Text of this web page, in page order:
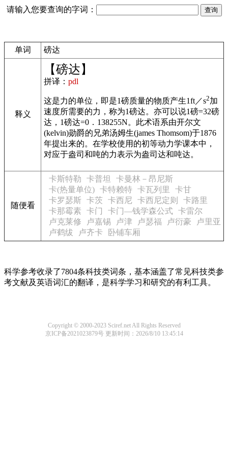
请输入您要查询的字词：
单词 磅达
释义
【磅达】
拼译： pdl
这是力的单位，即是1磅质量的物质产生1ft／s2加
速度所需要的力，称为1磅达。亦可以说1磅=32磅
达，1磅达=0．138255N。此术语系由开尔文
(kelvin)勋爵的兄弟汤姆生(james Thomsom)于1876
年提出来的。在学校使用的初等动力学课本中，
对应于盎司和吨的力表示为盎司达和吨达。
随便看
卡斯特勒 卡普坦
卡曼林－昂尼斯
卡(热量单位) 卡特赖特 卡瓦列里
卡甘
卡罗瑟斯 卡茨 卡西尼 卡西尼定则
卡路里
卡那霉素 卡门 卡门—钱学森公式 卡雷尔
卢克莱修
卢嘉锡 卢津 卢瑟福 卢衍豪
卢里亚
卢鹤绂
卢齐卡 卧铺车厢
科学参考收录了7804条科技类词条，基本涵盖了常见科技类参
考文献及英语词汇的翻译，是科学学习和研究的有利工具。
Copyright © 2000-2023 Sciref.net All Rights Reserved
京ICP备2021023879号更新时间：2026/8/10 13:45:14